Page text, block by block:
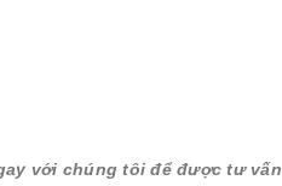
với chúng tôi để được tư vấn